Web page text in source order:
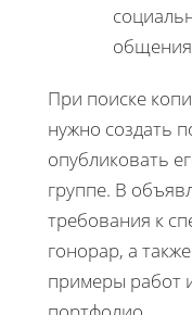
При поиске
нужно создать
опубликовать
группе. В
требования к
гонорар, а
примеры работ